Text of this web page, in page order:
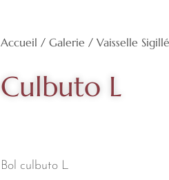
Accueil / Galerie / Vaisselle
Culbuto L
Bol culbuto L